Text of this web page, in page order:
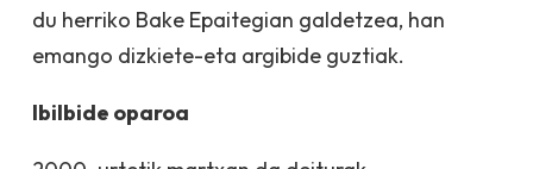
du herriko Bake Epaitegian galdetzea, han
emango dizkiete-eta argibide guztiak.
Ibilbide oparoa